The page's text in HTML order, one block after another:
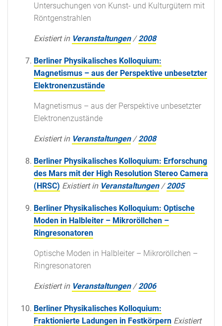
Untersuchungen von Kunst- und Kulturgütern mit
Röntgenstrahlen
Existiert in Veranstaltungen /2008
Berliner Physikalisches Kolloquium:
Magnetismus – aus der Perspektive unbesetzter
Elektronenzustände
Magnetismus – aus der Perspektive unbesetzter
Elektronenzustände
Existiert in Veranstaltungen /2008
Berliner Physikalisches Kolloquium: Erforschung
des Mars mit der High Resolution Stereo Camera
(HRSC) Existiert in Veranstaltungen /2005
Berliner Physikalisches Kolloquium: Optische
Moden in Halbleiter – Mikroröllchen –
Ringresonatoren
Optische Moden in Halbleiter – Mikroröllchen –
Ringresonatoren
Existiert in Veranstaltungen /2006
Berliner Physikalisches Kolloquium:
Fraktionierte Ladungen in Festkörpern Existiert